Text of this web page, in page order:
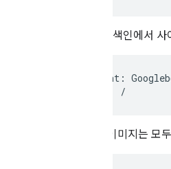
Google 색인에서
User-agent:
Disallow: /
이미지는 모